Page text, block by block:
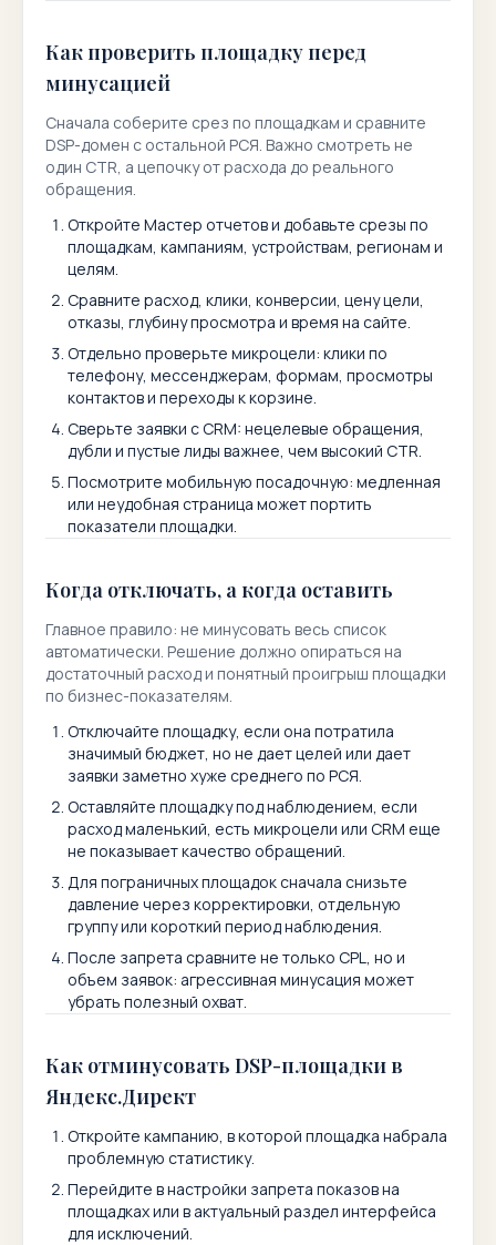
Как проверить площадку перед
минусацией
Сначала соберите срез по площадкам и сравните
DSP-домен с остальной РСЯ. Важно смотреть не
один CTR, а цепочку от расхода до реального
обращения.
Откройте Мастер отчетов и добавьте срезы по
площадкам, кампаниям, устройствам, регионам и
целям.
Сравните расход, клики, конверсии, цену цели,
отказы, глубину просмотра и время на сайте.
Отдельно проверьте микроцели: клики по
телефону, мессенджерам, формам, просмотры
контактов и переходы к корзине.
Сверьте заявки с CRM: нецелевые обращения,
дубли и пустые лиды важнее, чем высокий CTR.
Посмотрите мобильную посадочную: медленная
или неудобная страница может портить
показатели площадки.
Когда отключать, а когда оставить
Главное правило: не минусовать весь список
автоматически. Решение должно опираться на
достаточный расход и понятный проигрыш площадки
по бизнес-показателям.
Отключайте площадку, если она потратила
значимый бюджет, но не дает целей или дает
заявки заметно хуже среднего по РСЯ.
Оставляйте площадку под наблюдением, если
расход маленький, есть микроцели или CRM еще
не показывает качество обращений.
Для пограничных площадок сначала снизьте
давление через корректировки, отдельную
группу или короткий период наблюдения.
После запрета сравните не только CPL, но и
объем заявок: агрессивная минусация может
убрать полезный охват.
Как отминусовать DSP-площадки в
Яндекс.Директ
Откройте кампанию, в которой площадка набрала
проблемную статистику.
Перейдите в настройки запрета показов на
площадках или в актуальный раздел интерфейса
для исключений.